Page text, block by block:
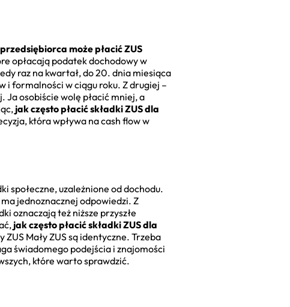
może płacić ZUS
opłacają podatek dochodowy w
raz na kwartał, do 20. dnia miesiąca
i formalności w ciągu roku. Z drugiej –
Ja osobiście wolę płacić mniej, a
jak często płacić składki ZUS dla
która wpływa na cash flow w
społeczne, uzależnione od dochodu.
ma jednoznacznej odpowiedzi. Z
oznaczają też niższe przyszłe
jak często płacić składki ZUS dla
Mały ZUS są identyczne. Trzeba
świadomego podejścia i znajomości
które warto sprawdzić.